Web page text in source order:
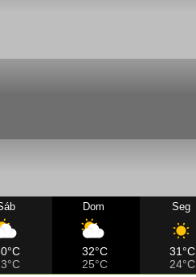
Dom
32°C
25°C
Seg
31°C
24°C